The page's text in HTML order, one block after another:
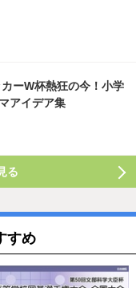
カーW杯熱狂の今！小学
アイデア集
る
すめ